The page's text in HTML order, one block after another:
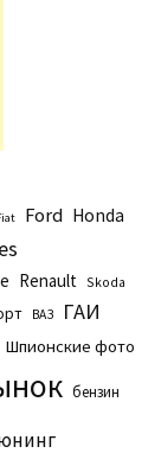
Ford Honda
Renault Skoda
ВАЗ ГАИ
Шпионские фото
бензин